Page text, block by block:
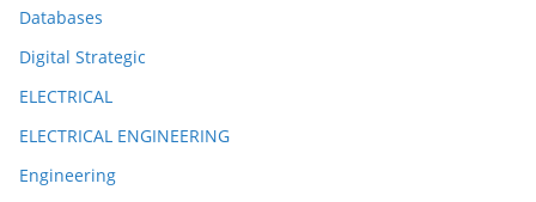
Databases
Digital Strategic
ELECTRICAL
ELECTRICAL ENGINEERING
Engineering